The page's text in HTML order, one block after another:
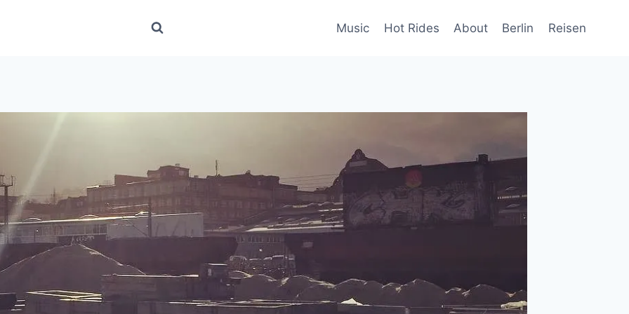
Music Hot Rides About Berlin Reisen